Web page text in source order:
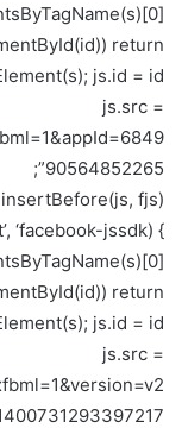
return;
js.id = id;
js.src =
90564852265”;
fjs);
} (document, ‘script’, ‘facebook-jssdk’));(function(d, s, id) {
return;
js.id = id;
js.src =